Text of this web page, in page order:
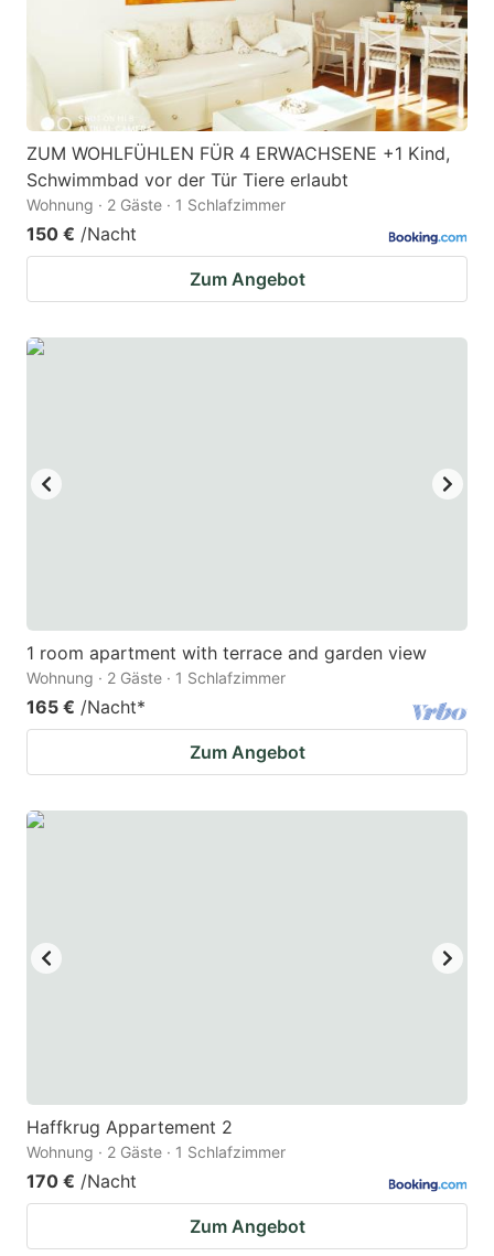
to
the
keyboard
shortcuts
for
changing
dates.
to
get
the
keyboard
shortcuts
for
dates.
ZUM WOHLFÜHLEN FÜR 4 ERWACHSENE +1 Kind,
Schwimmbad vor der Tür Tiere erlaubt
Wohnung · 2 Gäste · 1 Schlafzimmer
150 € /Nacht
Zum Angebot
1 room apartment with terrace and garden view
Wohnung · 2 Gäste · 1 Schlafzimmer
165 € /Nacht*
Zum Angebot
Haffkrug Appartement 2
Wohnung · 2 Gäste · 1 Schlafzimmer
170 € /Nacht
Zum Angebot